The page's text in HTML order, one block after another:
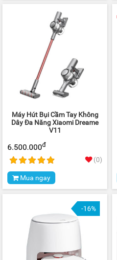
Máy Hút Bụi Cầm Tay Không
Dây Đa Năng Xiaomi Dreame
V11
6.500.000đ
(0)
Mua ngay
-16%